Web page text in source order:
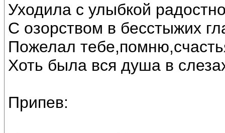
Уходила с улыбкой
С озорством в бесстыжих
Пожелал
Хоть была вся душа в
Припев: